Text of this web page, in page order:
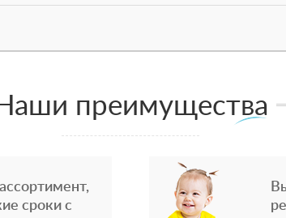
преимущества
сроки с